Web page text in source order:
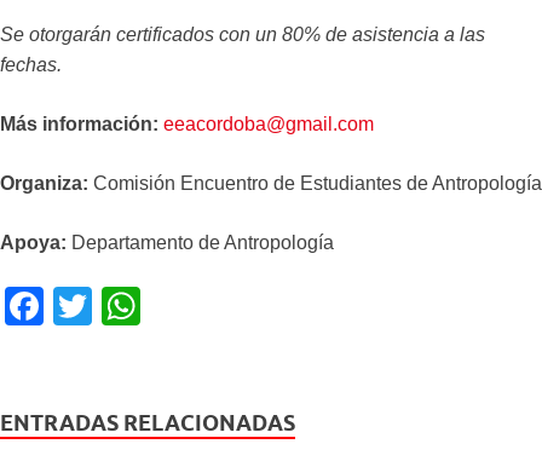
Se otorgarán certificados con un 80% de asistencia a las
fechas.
Más información: eeacordoba@gmail.com
Organiza: Comisión Encuentro de Estudiantes de Antropología
Apoya: Departamento de Antropología
F
e
T
er s
ENTRADAS RELACIONADAS